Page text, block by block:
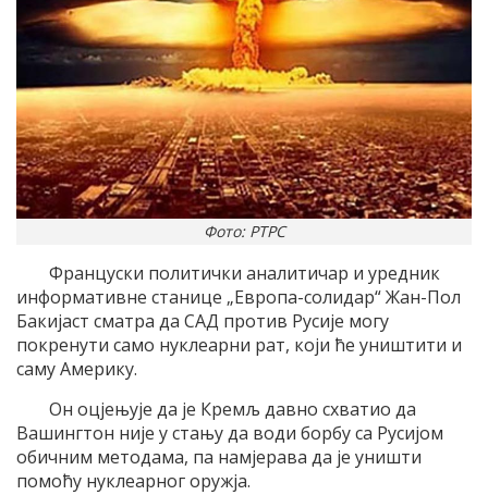
Фото: РТРС
Француски политички аналитичар и уредник
информативне станице „Европа-солидар“ Жан-Пол
Бакијаст сматра да САД против Русије могу
покренути само нуклеарни рат, који ће уништити и
саму Америку.
Он оцјењује да је Кремљ давно схватио да
Вашингтон није у стању да води борбу са Русијом
обичним методама, па намјерава да је уништи
помоћу нуклеарног оружја.